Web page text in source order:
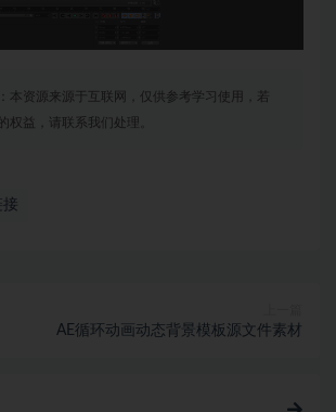
本资源来源于互联网，仅供参考学习使用，若
权益，请联系我们处理。
AE循环动画动态背景模板源文件素材